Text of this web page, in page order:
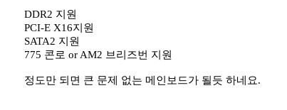
DDR2 지원
PCI-E X16지원
SATA2 지원
775 콘로 or AM2 브리즈번 지원
정도만 되면 큰 문제 없는 메인보드가 될듯 하네요.